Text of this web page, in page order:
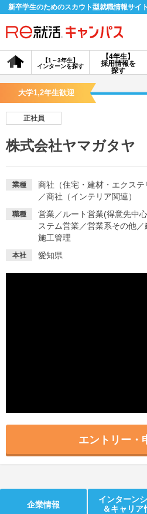
新卒学生のためのスカウト型就職情報サイト
【4年生】
採用情報を
探す
【1～3年生】
インターンを探す
会員登録
探す
イベントを探す スカウト
就活ノウハウ・サポート
大学1,2年生歓迎
正社員
株式会社ヤマガタヤ
業種 商社（住宅・建材・エクステ
／商社（インテリア関連）
職種 営業／ ルート営業(得意先中
ステム営業／営業系その他／
施工管理
本社 愛知県
エントリー・
企業情報
インターン
＆キャリア